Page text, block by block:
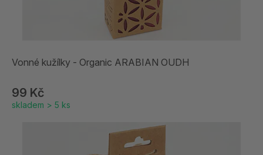
Vonné kužílky - Organic ARABIAN OUDH
99 Kč
skladem > 5 ks